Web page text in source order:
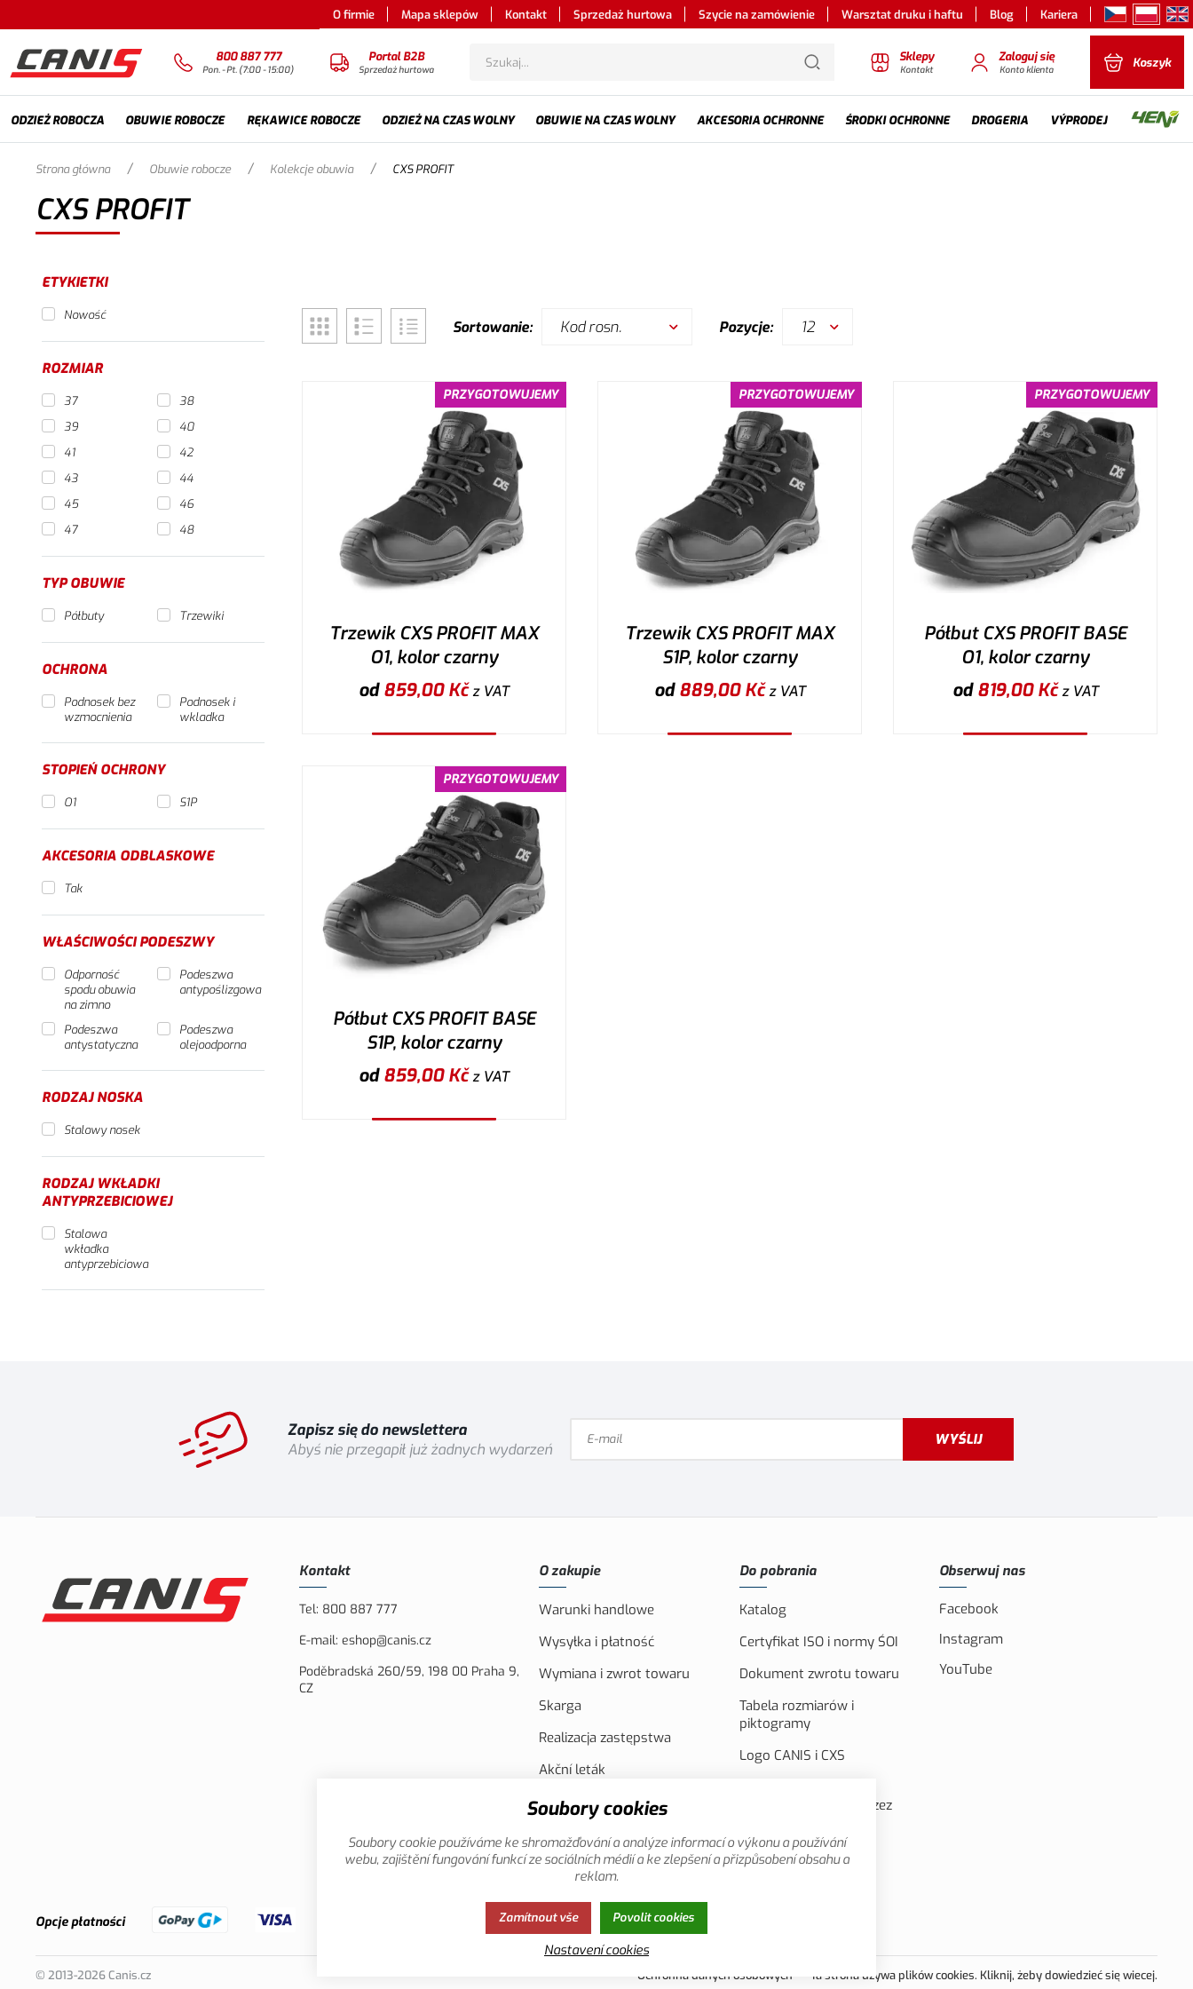
O firmie Mapa sklepów Kontakt Sprzedaż hurtowa Szycie na zamówienie Warsztat druku i haftu Blog Kariera
800 887 777
Pon. - Pt. (7:00 - 15:00)
Portal B2B
Sprzedaż hurtowa
Sklepy
Kontakt
Zaloguj się
Konto klienta Koszyk
ODZIEŻ ROBOCZA OBUWIE ROBOCZE RĘKAWICE ROBOCZE ODZIEŻ NA CZAS WOLNY OBUWIE NA CZAS WOLNY AKCESORIA OCHRONNE ŚRODKI OCHRONNE DROGERIA VÝPRODEJ
Strona główna / Obuwie robocze / Kolekcje obuwia / CXS PROFIT
CXS PROFIT
ETYKIETKI
Nowość
ROZMIAR
37
38
39
40
41
42
43
44
45
46
47
48
TYP OBUWIE
Półbuty Trzewiki
OCHRONA
Podnosek bez
wzmocnienia
Podnosek i
wkladka
STOPIEŃ OCHRONY
O1 S1P
AKCESORIA ODBLASKOWE
Tak
WŁAŚCIWOŚCI PODESZWY
Odporność
spodu obuwia
na zimno
Podeszwa
antypoślizgowa
Podeszwa
antystatyczna
Podeszwa
olejoodporna
RODZAJ NOSKA
Stalowy nosek
RODZAJ WKŁADKI
ANTYPRZEBICIOWEJ
Stalowa
wkładka
antyprzebiciowa
Sortowanie: Kod rosn. Pozycje: 12
PRZYGOTOWUJEMY
Trzewik CXS PROFIT MAX
O1, kolor czarny
od859,00Kčz VAT
PRZYGOTOWUJEMY
Trzewik CXS PROFIT MAX
S1P, kolor czarny
od889,00Kčz VAT
PRZYGOTOWUJEMY
Półbut CXS PROFIT BASE
O1, kolor czarny
od819,00Kčz VAT
PRZYGOTOWUJEMY
Półbut CXS PROFIT BASE
S1P, kolor czarny
od859,00Kčz VAT
Zapisz się do newslettera
Abyś nie przegapił już żadnych wydarzeń
WYŚLIJ
Kontakt
Tel: 800 887 777
E-mail: eshop@canis.cz
Poděbradská 260/59, 198 00 Praha 9,
CZ
O zakupie
Warunki handlowe
Wysyłka i płatność
Wymiana i zwrot towaru
Skarga
Realizacja zastępstwa
Akční leták
Do pobrania
Katalog
Certyfikat ISO i normy ŚOI
Dokument zwrotu towaru
Tabela rozmiarów i
piktogramy
Logo CANIS i CXS
współfinansowana przez
Filmy promocyjne
Obserwuj nas
Facebook
Instagram
YouTube
Opcje płatności
© 2013-2026 Canis.cz Ochronna danych osobowych Ta strona używa plików cookies. Kliknij, żeby dowiedzieć się wiecej.
Soubory cookies
Soubory cookie používáme ke shromažďování a analýze informací o výkonu a používání
webu, zajištění fungování funkcí ze sociálních médií a ke zlepšení a přizpůsobení obsahu a
reklam.
Zamítnout vše Povolit cookies
Nastavení cookies